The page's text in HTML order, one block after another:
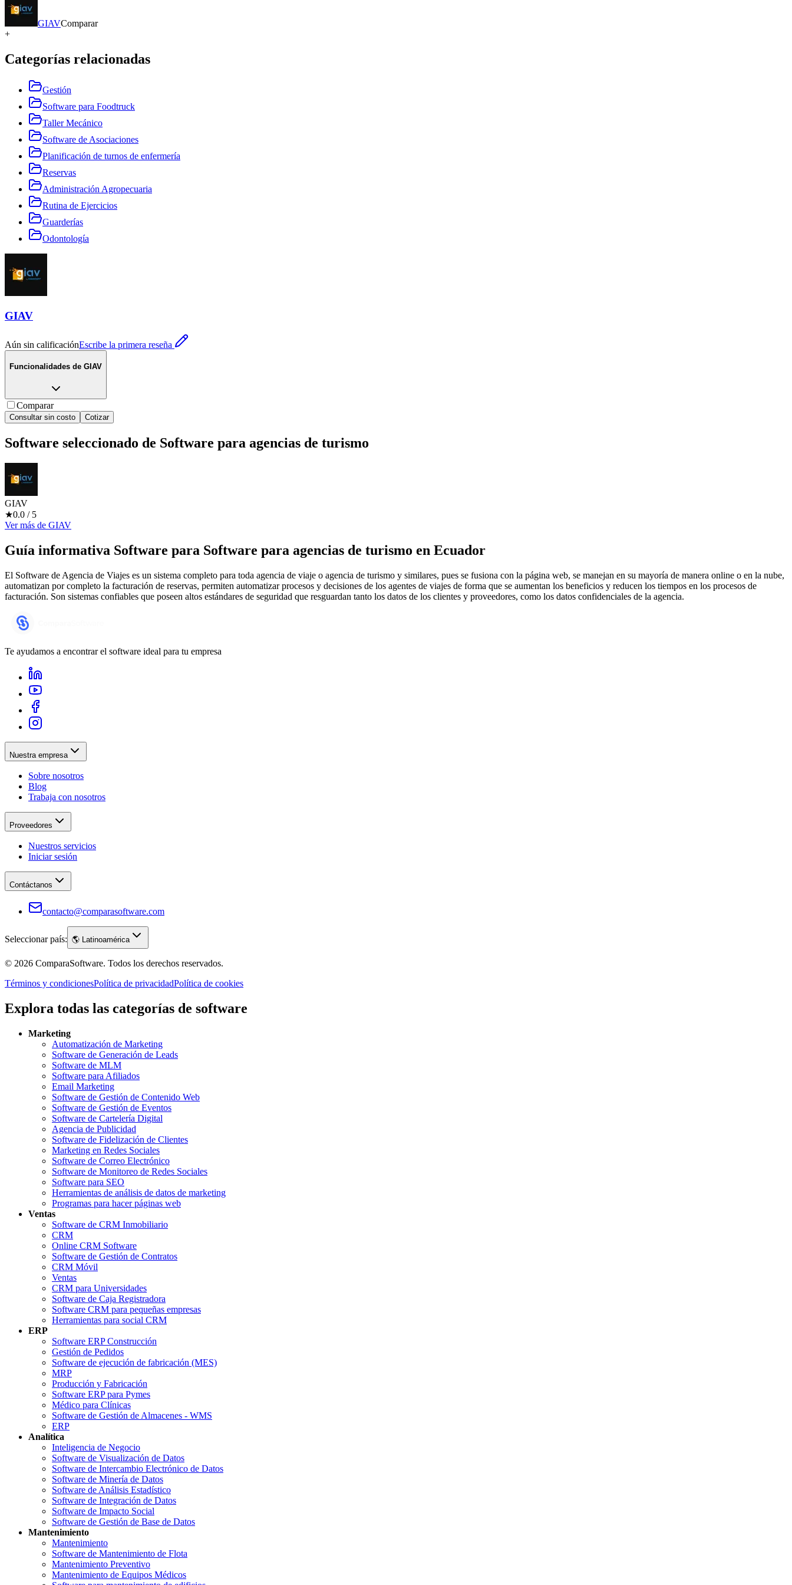
GIAVComparar
+
Categorías relacionadas
Gestión
Software para Foodtruck
Taller Mecánico
Software de Asociaciones
Planificación de turnos de enfermería
Reservas
Administración Agropecuaria
Rutina de Ejercicios
Guarderías
Odontología
GIAV
Aún sin calificaciónEscribe la primera reseña
Funcionalidades de GIAV
Comparar
Consultar sin costo Cotizar
Software seleccionado de Software para agencias de turismo
GIAV
★0.0 / 5
Ver más de GIAV
Guía informativa Software para Software para agencias de turismo en Ecuador
El Software de Agencia de Viajes es un sistema completo para toda agencia de viaje o agencia de turismo y similares, pues se fusiona con la página web, se manejan en su mayoría de manera online o en la nube,
automatizan por completo la facturación de reservas, permiten automatizar procesos y decisiones de los agentes de viajes de forma que se aumentan los beneficios y reducen los tiempos en los procesos de
facturación. Son sistemas confiables que poseen altos estándares de seguridad que resguardan tanto los datos de los clientes y proveedores, como los datos confidenciales de la agencia.
Te ayudamos a encontrar el software ideal para tu empresa
Nuestra empresa
Sobre nosotros
Blog
Trabaja con nosotros
Proveedores
Nuestros servicios
Iniciar sesión
Contáctanos
contacto@comparasoftware.com
Seleccionar país: 🌎 Latinoamérica
© 2026 ComparaSoftware. Todos los derechos reservados.
Términos y condicionesPolítica de privacidadPolítica de cookies
Explora todas las categorías de software
Marketing
Automatización de Marketing
Software de Generación de Leads
Software de MLM
Software para Afiliados
Email Marketing
Software de Gestión de Contenido Web
Software de Gestión de Eventos
Software de Cartelería Digital
Agencia de Publicidad
Software de Fidelización de Clientes
Marketing en Redes Sociales
Software de Correo Electrónico
Software de Monitoreo de Redes Sociales
Software para SEO
Herramientas de análisis de datos de marketing
Programas para hacer páginas web
Ventas
Software de CRM Inmobiliario
CRM
Online CRM Software
Software de Gestión de Contratos
CRM Móvil
Ventas
CRM para Universidades
Software de Caja Registradora
Software CRM para pequeñas empresas
Herramientas para social CRM
ERP
Software ERP Construcción
Gestión de Pedidos
Software de ejecución de fabricación (MES)
MRP
Producción y Fabricación
Software ERP para Pymes
Médico para Clínicas
Software de Gestión de Almacenes - WMS
ERP
Analítica
Inteligencia de Negocio
Software de Visualización de Datos
Software de Intercambio Electrónico de Datos
Software de Minería de Datos
Software de Análisis Estadístico
Software de Integración de Datos
Software de Impacto Social
Software de Gestión de Base de Datos
Mantenimiento
Mantenimiento
Software de Mantenimiento de Flota
Mantenimiento Preventivo
Mantenimiento de Equipos Médicos